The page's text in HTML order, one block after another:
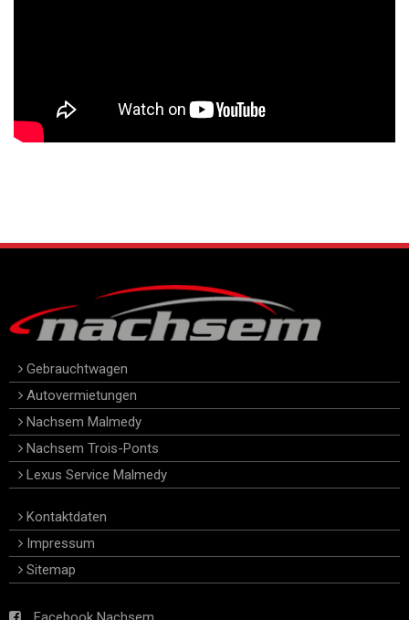
Gebrauchtwagen
Autovermietungen
Nachsem Malmedy
Nachsem Trois-Ponts
Lexus Service Malmedy
Kontaktdaten
Impressum
Sitemap